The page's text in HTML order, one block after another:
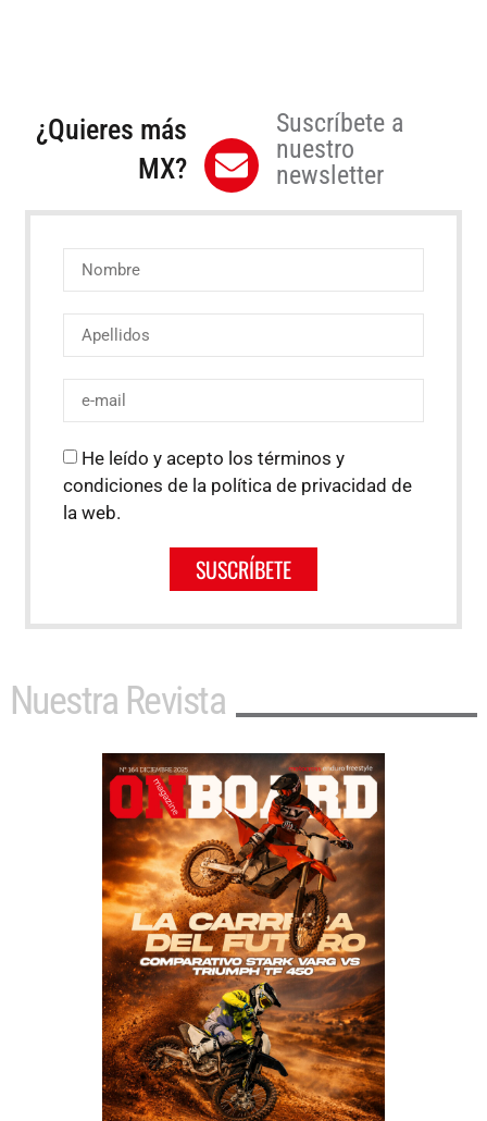
¿Quieres más
MX?
Suscríbete a
nuestro
newsletter
He leído y acepto los términos y
condiciones de la política de privacidad de
la web.
SUSCRÍBETE
Nuestra Revista